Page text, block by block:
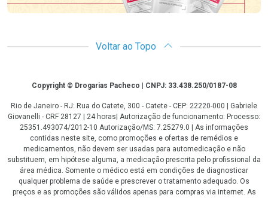
Voltar ao Topo
CopyrightCopyright © Drogarias Pacheco | CNPJ: 33.438.250/0187-08
Rio de Janeiro - RJ: Rua do Catete, 300 - Catete - CEP: 22220-000 | Gabriele
Giovanelli - CRF 28127 | 24 horas| Autorização de funcionamento: Processo:
25351.493074/2012-10 Autorização/MS: 7.25279.0 | As informações
contidas neste site, como promoções e ofertas de remédios e
medicamentos, não devem ser usadas para automedicação e não
substituem, em hipótese alguma, a medicação prescrita pelo profissional da
área médica. Somente o médico está em condições de diagnosticar
qualquer problema de saúde e prescrever o tratamento adequado. Os
preços e as promoções são válidos apenas para compras via internet. As